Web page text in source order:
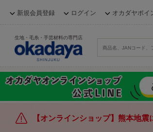
新規会員登録 ログイン オカダヤポイ
生地・毛糸・手芸材料の専門店
【オンラインショップ】熊本地